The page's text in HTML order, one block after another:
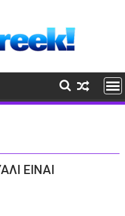
ΕΙΝΑΙ